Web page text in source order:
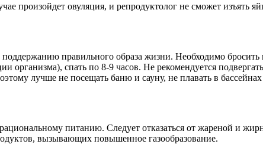
произойдет овуляция, и репродуктолог не сможет изъять
правильного образа жизни. Необходимо бросить
организма), спать по 8-9 часов. Не рекомендуется
лучше не посещать баню и сауну, не плавать в
питанию. Следует отказаться от жареной и
вызывающих повышенное газообразование.